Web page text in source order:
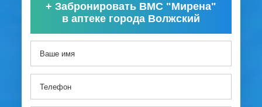
+ Забронировать ВМС "Мирена"
в аптеке города Волжский